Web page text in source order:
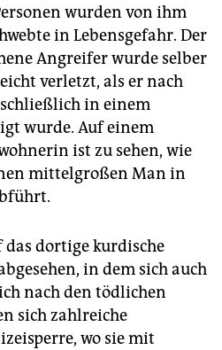
wurden von ihm
in Lebensgefahr. Der
Angreifer wurde selber
verletzt, als er nach
in einem
wurde. Auf einem
ist zu sehen, wie
mittelgroßen Man in
das dortige kurdische
in dem sich auch
nach den tödlichen
sich zahlreiche
wo sie mit